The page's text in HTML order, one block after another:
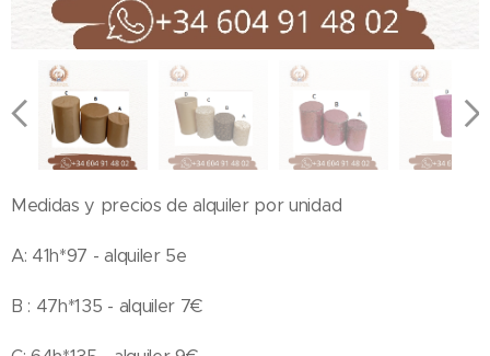
Medidas y precios de alquiler por unidad
A: 41h*97 - alquiler 5e
B : 47h*135 - alquiler 7€